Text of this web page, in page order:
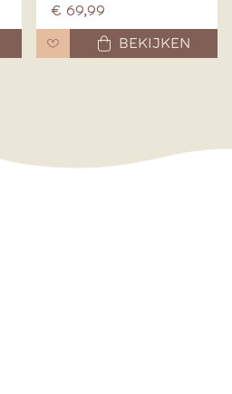
€ 69,99
BEKIJKEN